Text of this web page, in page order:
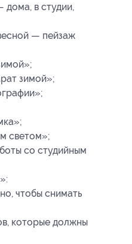
в студии,
— пейзаж
зимой»;
светом»;
со студийным
чтобы снимать
которые должны